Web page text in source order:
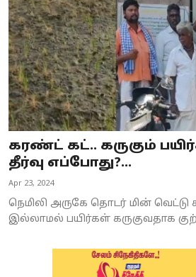
கரண்ட் கட்.. கருகும்
தீர்வு எப்போது?...
Apr 23, 2024
நெமிலி அருகே தொடர் மின்
இல்லாமல் பயிர்கள் கருகுவதாக